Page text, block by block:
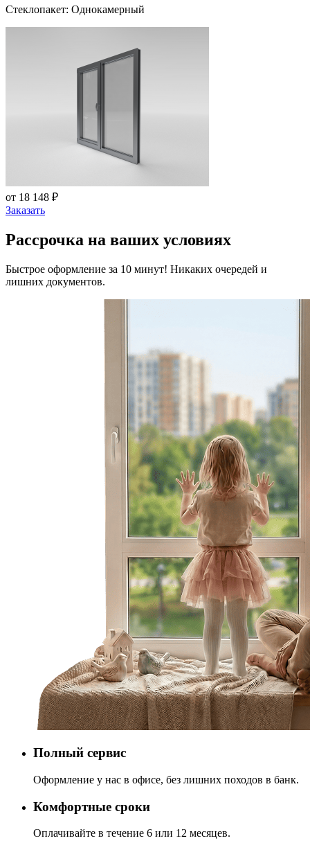
Стеклопакет: Однокамерный
от 18 148 ₽
Заказать
Рассрочка на ваших условиях
Быстрое оформление за 10 минут! Никаких очередей и
лишних документов.
Полный сервис
Оформление у нас в офисе, без лишних походов в банк.
Комфортные сроки
Оплачивайте в течение 6 или 12 месяцев.